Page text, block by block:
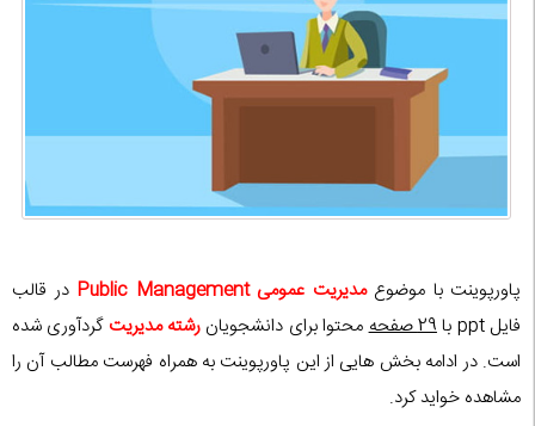
پاورپوینت با موضوع مدیریت عمومی Public Management
در قالب
فایل ppt با
29 صفحه محتوا برای دانشجویان رشته مدیریتگردآوری شده
است. در ادامه بخش هایی از این پاورپوینت به همراه فهرست مطالب آن را
مشاهده خواید کرد.